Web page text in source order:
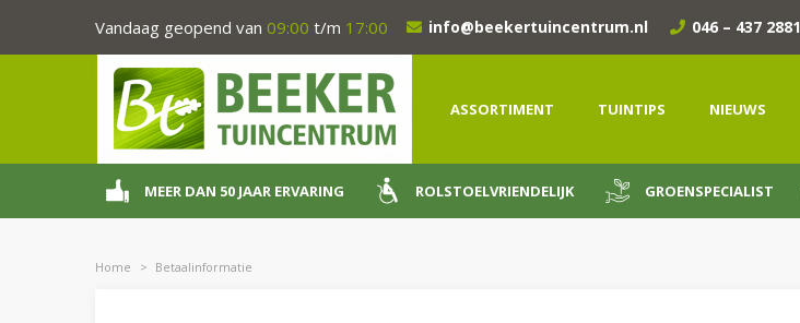
content
Home > Betaalinformatie
Vandaag geopend van 09:00 t/m 17:00 info@beekertuincentrum.nl 046 – 437 2881
ASSORTIMENT TUINTIPS NIEUWS
MEER DAN 50 JAAR ERVARING ROLSTOELVRIENDELIJK GROENSPECIALIST